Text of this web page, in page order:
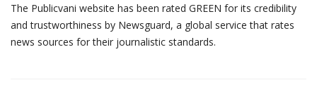
The Publicvani website has been rated GREEN for its credibility
and trustworthiness by Newsguard, a global service that rates
news sources for their journalistic standards.